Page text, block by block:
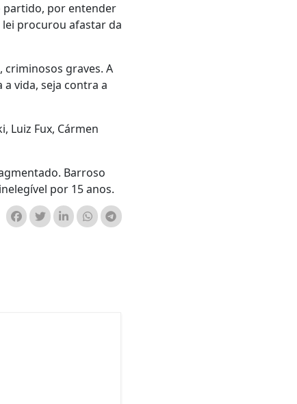
partido, por entender
lei procurou afastar da
criminosos graves. A
vida, seja contra a
Luiz Fux, Cármen
Barroso
por 15 anos.